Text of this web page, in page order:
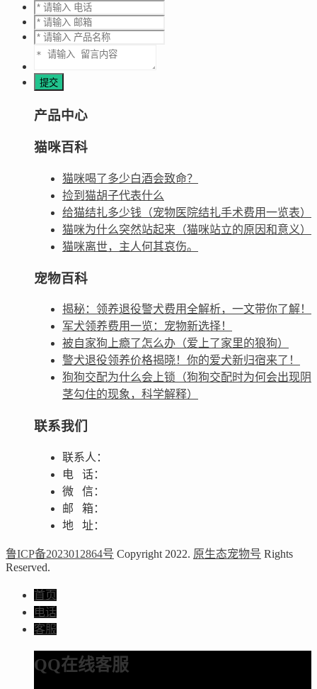
产品中心
猫咪百科
猫咪喝了多少白酒会致命？
捡到猫胡子代表什么
给猫结扎多少钱（宠物医院结扎手术费用一览表）
猫咪为什么突然站起来（猫咪站立的原因和意义）
猫咪离世，主人何其哀伤。
宠物百科
揭秘：领养退役警犬费用全解析，一文带你了解！
军犬领养费用一览：宠物新选择！
被自家狗上瘾了怎么办（爱上了家里的狼狗）
警犬退役领养价格揭晓！你的爱犬新归宿来了！
狗狗交配为什么会上锁（狗狗交配时为何会出现阴
茎勾住的现象，科学解释）
联系我们
联系人：
电 话：
微 信：
邮 箱：
地 址：
鲁ICP备2023012864号 Copyright 2022. 原生态宠物号 Rights
Reserved.
首页
电话
客服
QQ在线客服